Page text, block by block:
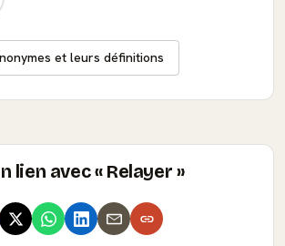
et leurs définitions
lien avec « Relayer »